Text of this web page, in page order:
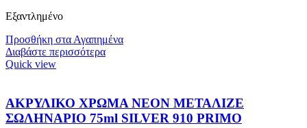
Εξαντλημένο
Προσθήκη στα Αγαπημένα
Διαβάστε περισσότερα
Quick view
ΑΚΡΥΛΙΚΟ ΧΡΩΜΑ ΝΕΟΝ ΜΕΤΑΛΙΖΕ
ΣΩΛΗΝΑΡΙΟ 75ml SILVER 910 PRIMO